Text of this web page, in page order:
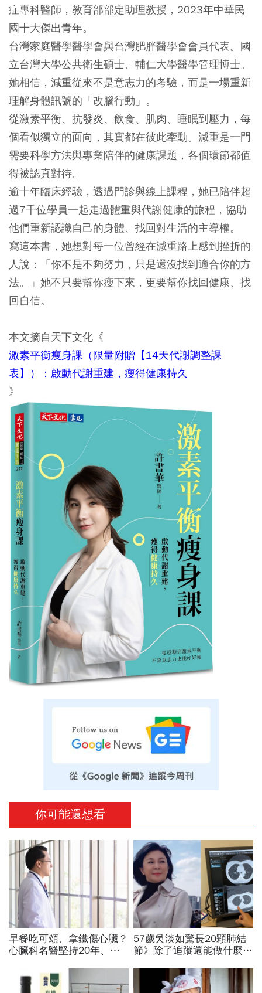
症專科醫師，教育部部定助理教授，2023年中華民
國十大傑出青年。
台灣家庭醫學醫學會與台灣肥胖醫學會會員代表。國
立台灣大學公共衛生碩士、輔仁大學醫學管理博士。
她相信，減重從來不是意志力的考驗，而是一場重新
理解身體訊號的「改腦行動」。
從激素平衡、抗發炎、飲食、肌肉、睡眠到壓力，每
個看似獨立的面向，其實都在彼此牽動。減重是一門
需要科學方法與專業陪伴的健康課題，各個環節都值
得被認真對待。
逾十年臨床經驗，透過門診與線上課程，她已陪伴超
過7千位學員一起走過體重與代謝健康的旅程，協助
他們重新認識自己的身體、找回對生活的主導權。
寫這本書，她想對每一位曾經在減重路上感到挫折的
人說：「你不是不夠努力，只是還沒找到適合你的方
法。」她不只要幫你瘦下來，更要幫你找回健康、找
回自信。
本文摘自天下文化《
激素平衡瘦身課（限量附贈【14天代謝調整課
表】）：啟動代謝重建，瘦得健康持久
》
你可能還想看
早餐吃可頌、拿鐵傷心臟？
心臟科名醫堅持20年、早
喝咖啡前先喝「這1杯」更
護心
57歲吳淡如驚長20顆肺結
節》除了追蹤還能做什麼？
顆肺結節消失了